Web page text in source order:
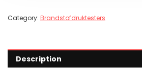
Category: Brandstofdruktesters
Description